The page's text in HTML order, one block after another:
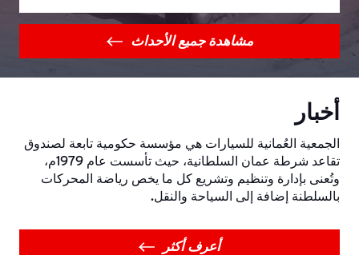
مشاهدة جميع الأحداث
أخبار
الجمعية العُمانية للسيارات هي مؤسسة حكومية تابعة لصندوق
تقاعد شرطة عمان السلطانية، حيث تأسست عام 1979م،
وتُعنى بإدارة وتنظيم وتشريع كل ما يخص رياضة المحركات
بالسلطنة إضافة إلى السياحة والنقل.
أعرف أكثر